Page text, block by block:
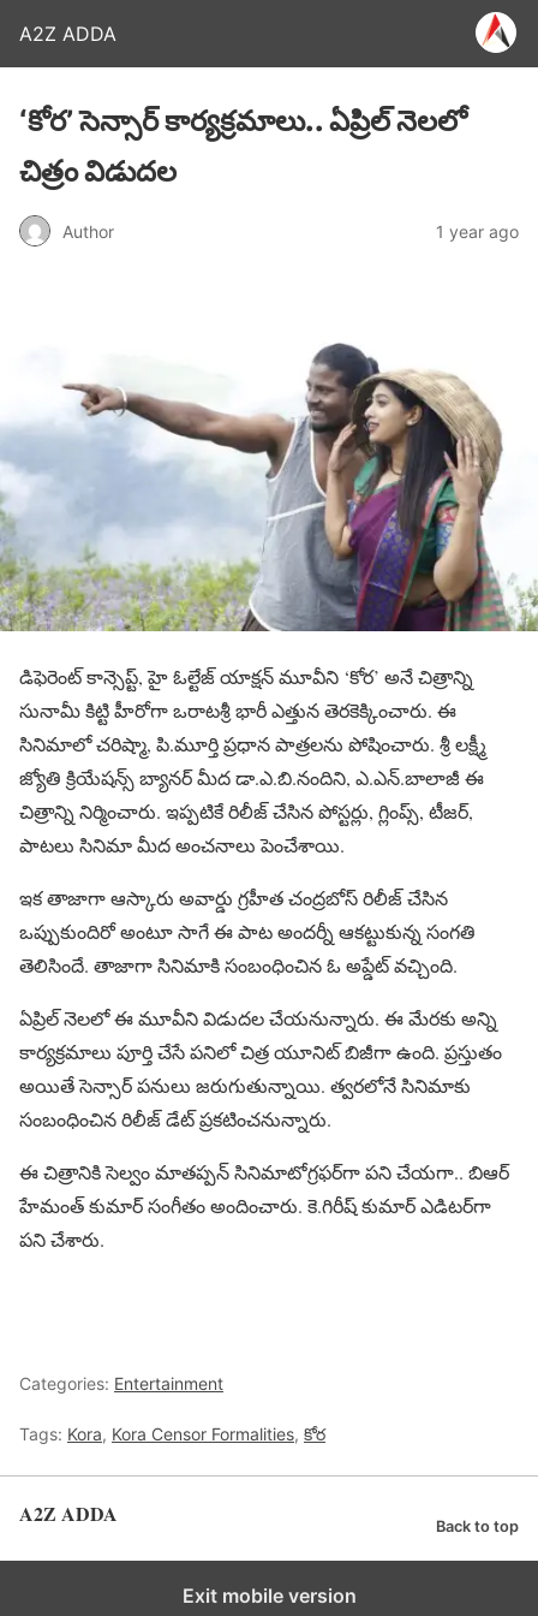
A2Z ADDA
‘కోర’ సెన్సార్ కార్యక్రమాలు.. ఏప్రిల్ నెలలో
చిత్రం విడుదల
Author 1 year ago
డిఫెరెంట్ కాన్సెప్ట్, హై ఓల్టేజ్ యాక్షన్ మూవీని ‘కోర’ అనే చిత్రాన్ని
సునామీ కిట్టి హీరోగా ఒరాటశ్రీ భారీ ఎత్తున తెరకెక్కించారు. ఈ
సినిమాలో చరిష్మా, పి.మూర్తి ప్రధాన పాత్రలను పోషించారు. శ్రీ లక్ష్మీ
జ్యోతి క్రియేషన్స్ బ్యానర్ మీద డా.ఎ.బి.నందిని, ఎ.ఎన్.బాలాజీ ఈ
చిత్రాన్ని నిర్మించారు. ఇప్పటికే రిలీజ్ చేసిన పోస్టర్లు, గ్లింప్స్, టీజర్‌,
పాటలు సినిమా మీద అంచనాలు పెంచేశాయి.
ఇక తాజాగా ఆస్కారు అవార్డు గ్రహీత చంద్రబోస్ రిలీజ్ చేసిన
ఒప్పుకుందిరో అంటూ సాగే ఈ పాట అందర్నీ ఆకట్టుకున్న సంగతి
తెలిసిందే. తాజాగా సినిమాకి సంబంధించిన ఓ అప్డేట్ వచ్చింది.
ఏప్రిల్ నెలలో ఈ మూవీని విడుదల చేయనున్నారు. ఈ మేరకు అన్ని
కార్యక్రమాలు పూర్తి చేసే పనిలో చిత్ర యూనిట్ బిజీగా ఉంది. ప్రస్తుతం
అయితే సెన్సార్ పనులు జరుగుతున్నాయి. త్వరలోనే సినిమాకు
సంబంధించిన రిలీజ్ డేట్ ప్రకటించనున్నారు.
ఈ చిత్రానికి సెల్వం మాతప్పన్ సినిమాటోగ్రఫర్‌గా పని చేయగా.. బిఆర్
హేమంత్ కుమార్ సంగీతం అందించారు. కె.గిరీష్ కుమార్ ఎడిటర్‌గా
పని చేశారు.
Categories: Entertainment
Tags: Kora, Kora Censor Formalities, కోర
A2Z ADDA Back to top
Exit mobile version